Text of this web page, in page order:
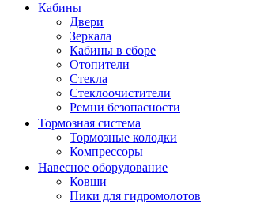
Кабины
Двери
Зеркала
Кабины в сборе
Отопители
Стекла
Стеклоочистители
Ремни безопасности
Тормозная система
Тормозные колодки
Компрессоры
Навесное оборудование
Ковши
Пики для гидромолотов